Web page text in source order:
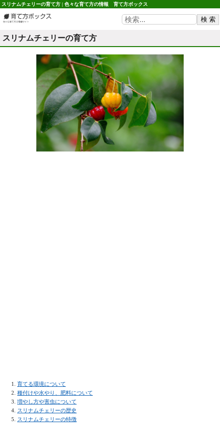
スリナムチェリーの育て方 | 色々な育て方の情報 育て方ボックス
スリナムチェリーの育て方
育てる環境について
種付けや水やり、肥料について
増やし方や害虫について
スリナムチェリーの歴史
スリナムチェリーの特徴